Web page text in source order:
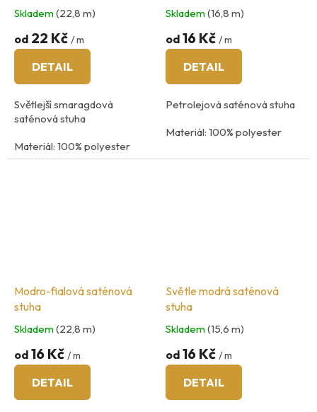
Skladem(22,8 m)
od 22 Kč / m
DETAIL
Světlejší smaragdová
saténová stuha
Materiál: 100% polyester
Skladem(16,8 m)
od 16 Kč / m
DETAIL
Petrolejová saténová stuha
Materiál: 100% polyester
Údržba: praní na 40°C
Modro-fialová saténová
stuha
Skladem(22,8 m)
od 16 Kč / m
DETAIL
Světle modrá saténová
stuha
Skladem(15,6 m)
od 16 Kč / m
DETAIL